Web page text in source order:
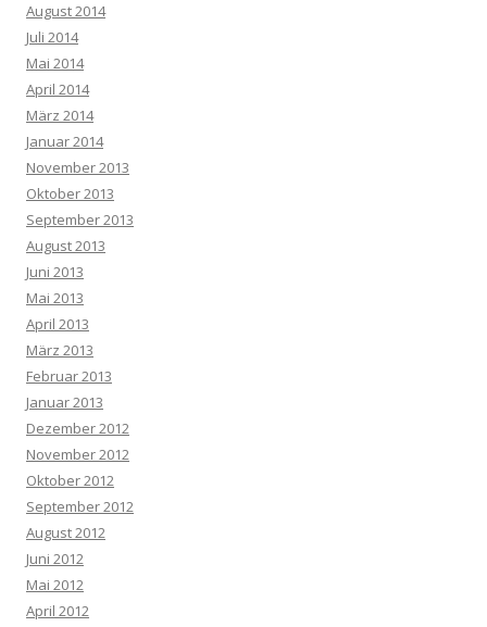
August 2014
Juli 2014
Mai 2014
April 2014
März 2014
Januar 2014
November 2013
Oktober 2013
September 2013
August 2013
Juni 2013
Mai 2013
April 2013
März 2013
Februar 2013
Januar 2013
Dezember 2012
November 2012
Oktober 2012
September 2012
August 2012
Juni 2012
Mai 2012
April 2012